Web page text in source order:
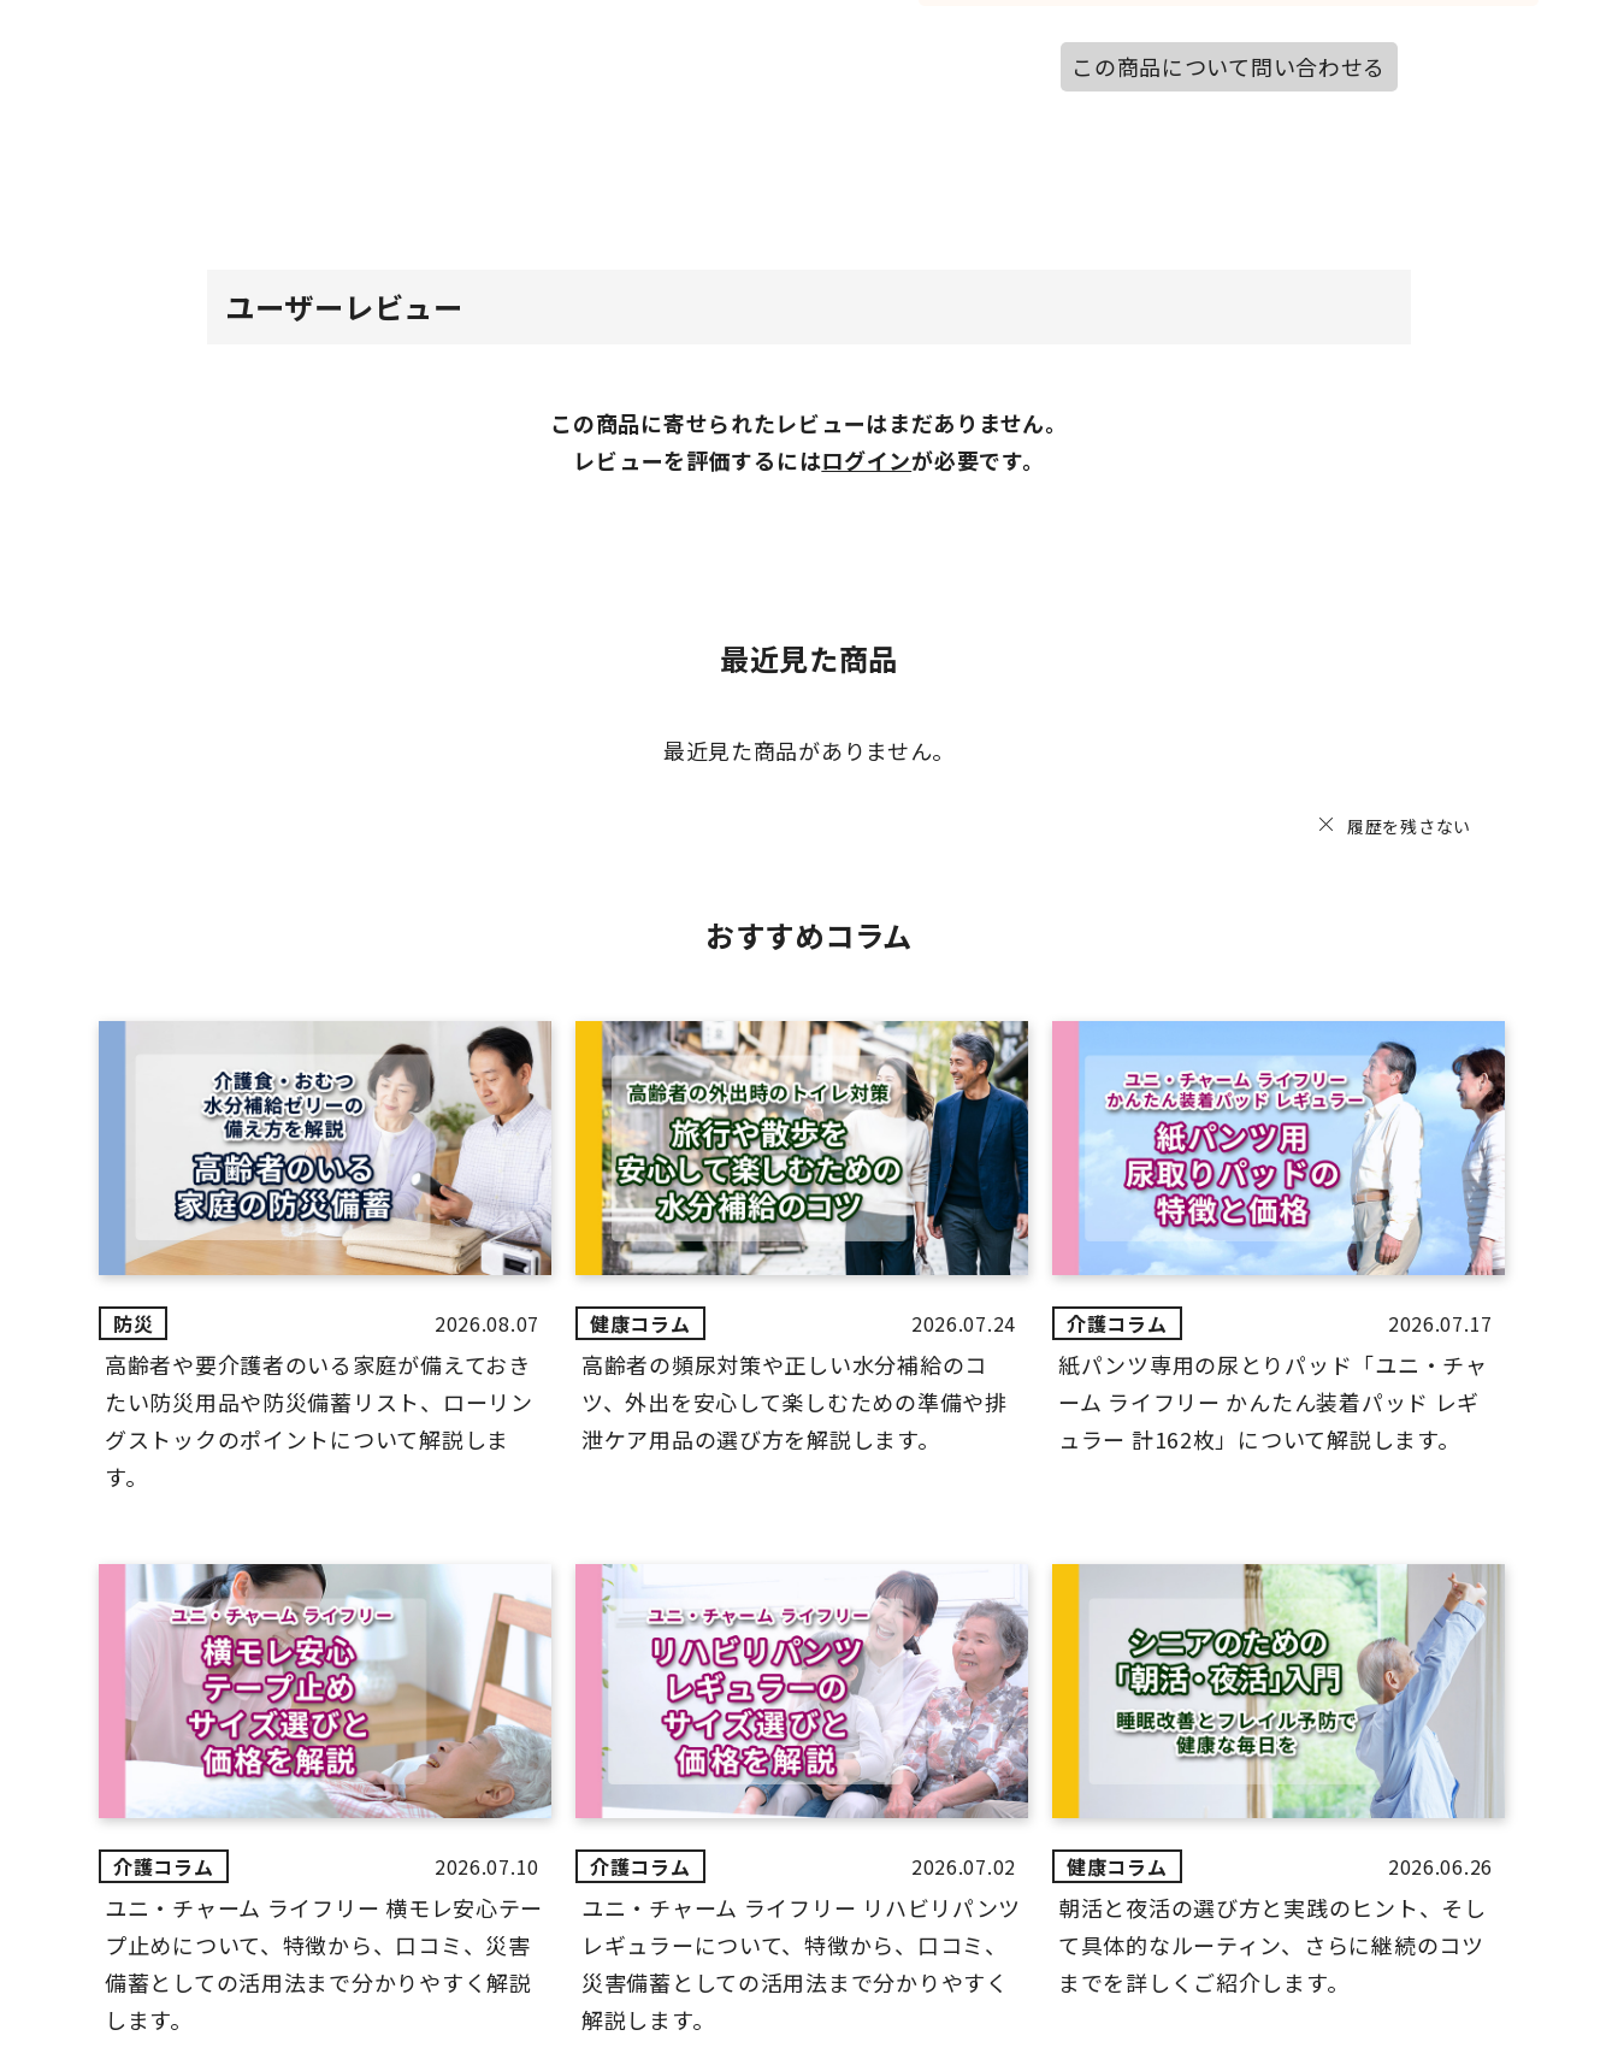
この商品について問い合わせる
ユーザーレビュー
この商品に寄せられたレビューはまだありません。
レビューを評価するにはログインが必要です。
最近見た商品
最近見た商品がありません。
履歴を残さない
おすすめコラム
2026.08.07
高齢者や要介護者のいる家庭が備えておき
たい防災用品や防災備蓄リスト、ローリン
グストックのポイントについて解説しま
す。
2026.07.24
高齢者の頻尿対策や正しい水分補給のコ
ツ、外出を安心して楽しむための準備や排
泄ケア用品の選び方を解説します。
2026.07.17
紙パンツ専用の尿とりパッド「ユニ・チャ
ーム ライフリー かんたん装着パッド レギ
ュラー 計162枚」について解説します。
2026.07.10
ユニ・チャーム ライフリー 横モレ安心テー
プ止めについて、特徴から、口コミ、災害
備蓄としての活用法まで分かりやすく解説
します。
2026.07.02
ユニ・チャーム ライフリー リハビリパンツ
レギュラーについて、特徴から、口コミ、
災害備蓄としての活用法まで分かりやすく
解説します。
2026.06.26
朝活と夜活の選び方と実践のヒント、そし
て具体的なルーティン、さらに継続のコツ
までを詳しくご紹介します。